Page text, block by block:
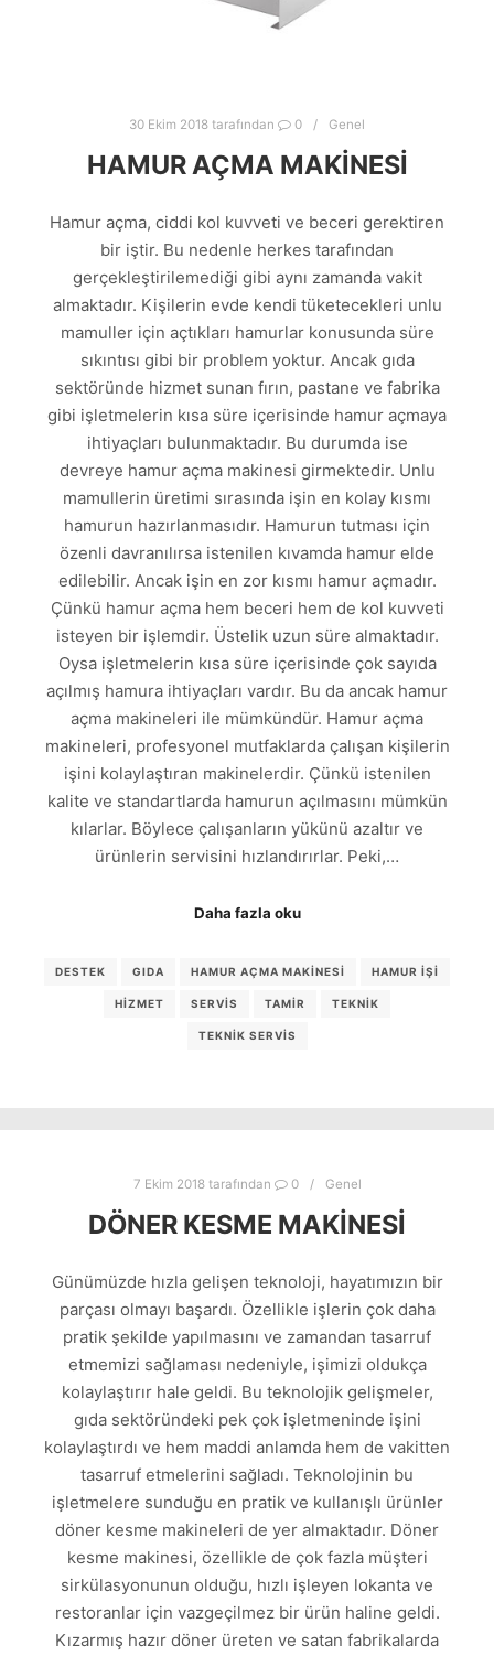
30 Ekim 2018 tarafından 0 Genel
HAMUR AÇMA MAKINESI
Hamur açma, ciddi kol kuvveti ve beceri gerektiren
bir iştir. Bu nedenle herkes tarafından
gerçekleştirilemediği gibi aynı zamanda vakit
almaktadır. Kişilerin evde kendi tüketecekleri unlu
mamuller için açtıkları hamurlar konusunda süre
sıkıntısı gibi bir problem yoktur. Ancak gıda
sektöründe hizmet sunan fırın, pastane ve fabrika
gibi işletmelerin kısa süre içerisinde hamur açmaya
ihtiyaçları bulunmaktadır. Bu durumda ise
devreye hamur açma makinesi girmektedir. Unlu
mamullerin üretimi sırasında işin en kolay kısmı
hamurun hazırlanmasıdır. Hamurun tutması için
özenli davranılırsa istenilen kıvamda hamur elde
edilebilir. Ancak işin en zor kısmı hamur açmadır.
Çünkü hamur açma hem beceri hem de kol kuvveti
isteyen bir işlemdir. Üstelik uzun süre almaktadır.
Oysa işletmelerin kısa süre içerisinde çok sayıda
açılmış hamura ihtiyaçları vardır. Bu da ancak hamur
açma makineleri ile mümkündür. Hamur açma
makineleri, profesyonel mutfaklarda çalışan kişilerin
işini kolaylaştıran makinelerdir. Çünkü istenilen
kalite ve standartlarda hamurun açılmasını mümkün
kılarlar. Böylece çalışanların yükünü azaltır ve
ürünlerin servisini hızlandırırlar. Peki,…
Daha fazla oku
DESTEK GIDA HAMUR AÇMA MAKINESI HAMUR IŞI
HIZMET SERVIS TAMIR TEKNIK
TEKNIK SERVIS
7 Ekim 2018 tarafından 0 Genel
DÖNER KESME MAKINESI
Günümüzde hızla gelişen teknoloji, hayatımızın bir
parçası olmayı başardı. Özellikle işlerin çok daha
pratik şekilde yapılmasını ve zamandan tasarruf
etmemizi sağlaması nedeniyle, işimizi oldukça
kolaylaştırır hale geldi. Bu teknolojik gelişmeler,
gıda sektöründeki pek çok işletmeninde işini
kolaylaştırdı ve hem maddi anlamda hem de vakitten
tasarruf etmelerini sağladı. Teknolojinin bu
işletmelere sunduğu en pratik ve kullanışlı ürünler
döner kesme makineleri de yer almaktadır. Döner
kesme makinesi, özellikle de çok fazla müşteri
sirkülasyonunun olduğu, hızlı işleyen lokanta ve
restoranlar için vazgeçilmez bir ürün haline geldi.
Kızarmış hazır döner üreten ve satan fabrikalarda